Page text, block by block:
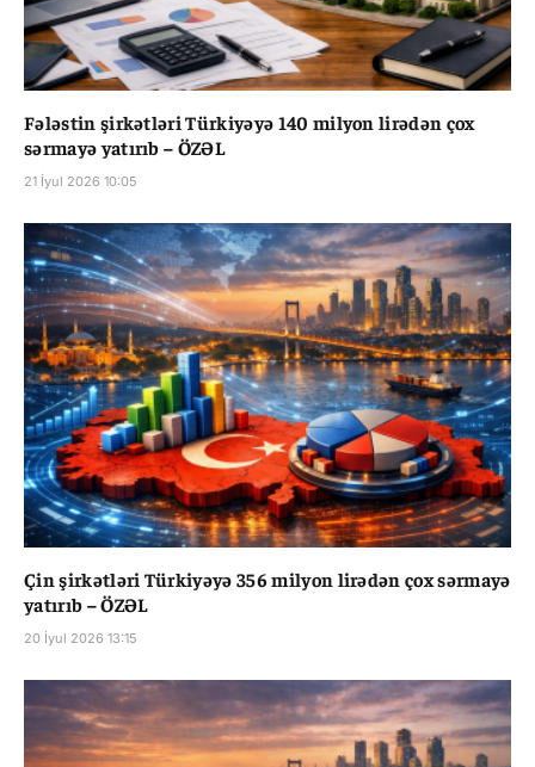
Fələstin şirkətləri Türkiyəyə 140 milyon lirədən çox
sərmayə yatırıb – ÖZƏL
21 İyul 2026 10:05
Çin şirkətləri Türkiyəyə 356 milyon lirədən çox sərmayə
yatırıb – ÖZƏL
20 İyul 2026 13:15